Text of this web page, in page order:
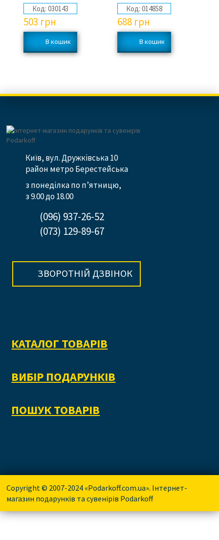
Код: 030143
503 грн
Код: 014858
688 грн
Київ, вул. Дружківська 10
район метро Берестейська
з понеділка по п’ятницю,
з 9.00 до 18.00
(096) 937-26-52
(073) 129-89-67
ЗВОРОТНІЙ ДЗВІНОК
КАТАЛОГ ТОВАРІВ
ВИБІР ПОДАРУНКІВ
ПОШУК ТОВАРІВ
Copyright © 2007-2024 «Podarkoff.com.ua». Інтернет-
магазин подарунків та сувенірів Podarkoff